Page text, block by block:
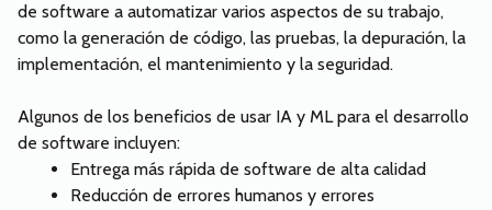
de software a automatizar varios aspectos de su trabajo,
como la generación de código, las pruebas, la depuración, la
implementación, el mantenimiento y la seguridad.
Algunos de los beneficios de usar IA y ML para el desarrollo
de software incluyen:
Entrega más rápida de software de alta calidad
Reducción de errores humanos y errores